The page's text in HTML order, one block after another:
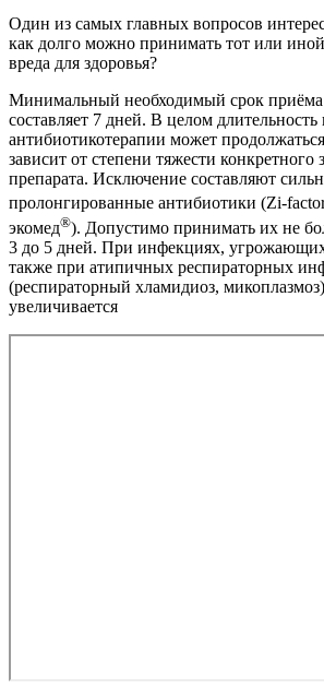
Один из самых главных вопросов
как долго можно принимать тот или
вреда для здоровья?
Минимальный необходимый срок приёма
составляет 7 дней. В целом длительность
антибиотикотерапии может
зависит от степени тяжести конкретного
препарата. Исключение составляют
пролонгированные антибиотики (Zi-
экомед®). Допустимо принимать их не
3 до 5 дней. При инфекциях,
также при атипичных респираторных
(респираторный хламидиоз,
увеличивается